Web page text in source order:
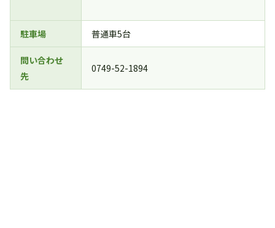
駐車場 普通車5台
問い合わせ
先
0749-52-1894